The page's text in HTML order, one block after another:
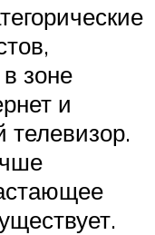
зоне
и
телевизор.